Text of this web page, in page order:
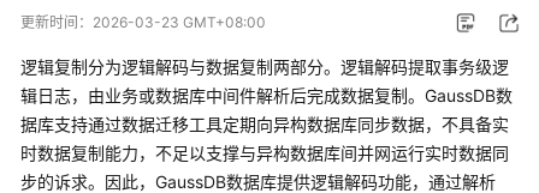
动
服
务
公
告
更新时间： 2026-03-23 GMT+08:00
逻辑复制分为逻辑解码与数据复制两部分。逻辑解码提取事务级逻
辑日志，由业务或数据库中间件解析后完成数据复制。 GaussDB数
据库支持通过数据迁移工具定期向异构数据库同步数据，不具备实
时数据复制能力，不足以支撑与异构数据库间并网运行实时数据同
步的诉求。因此， GaussDB数据库提供逻辑解码功能，通过解析